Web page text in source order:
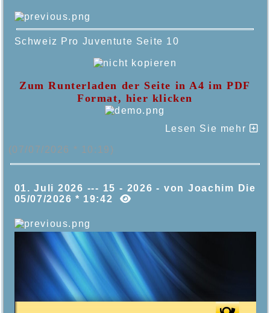
Schweiz Pro Juventute Seite 10
Zum Runterladen der Seite in A4 im PDF
Format, hier klicken
Lesen Sie mehr
(07/07/2026 * 10:19)
01. Juli 2026 --- 15 - 2026 - von Joachim Die
05/07/2026 * 19:42